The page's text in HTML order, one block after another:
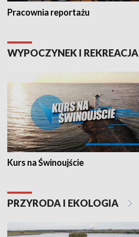
Pracownia reportażu
WYPOCZYNEK I REKREACJA
Kurs na Świnoujście
PRZYRODA I EKOLOGIA